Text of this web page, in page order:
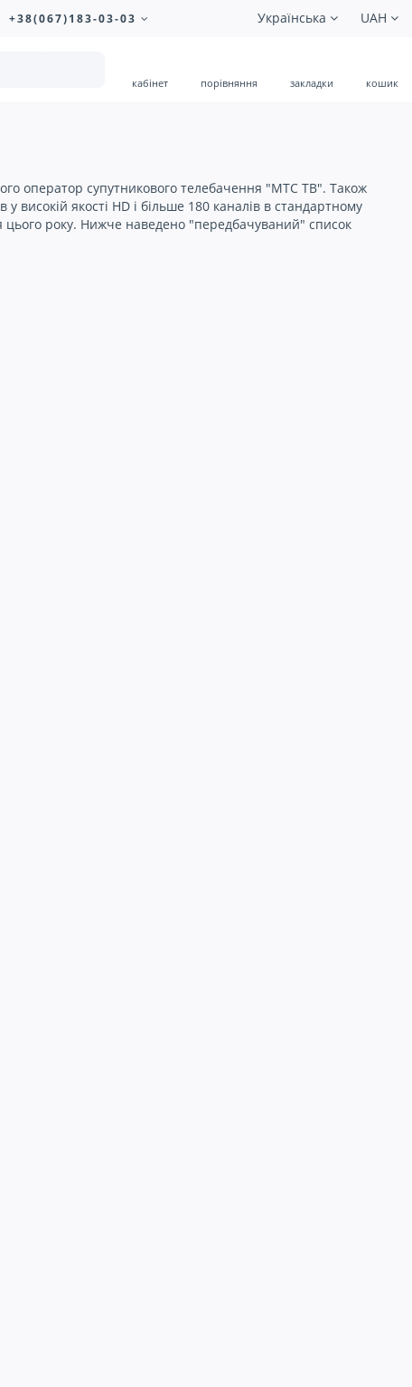
+38(067)183-03-03 UAH
Українська
кабінет порівняння закладки кошик
оператор супутникового телебачення "МТС ТВ". Також
високій якості HD і більше 180 каналів в стандартному
цього року. Нижче наведено "передбачуваний" список